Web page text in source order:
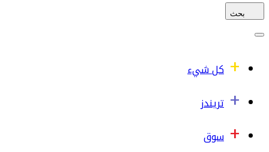
بحث
كل شيء
تريندز
سوق